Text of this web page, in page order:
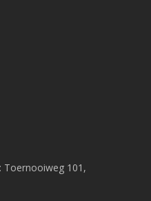
Toernooiweg 101,